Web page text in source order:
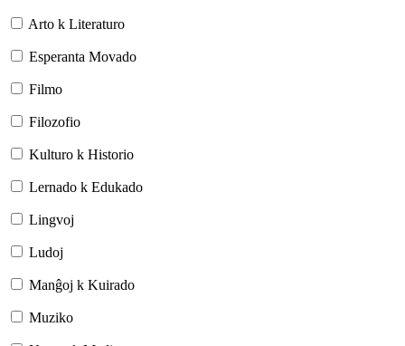
Arto k Literaturo
Esperanta Movado
Filmo
Filozofio
Kulturo k Historio
Lernado k Edukado
Lingvoj
Ludoj
Manĝoj k Kuirado
Muziko